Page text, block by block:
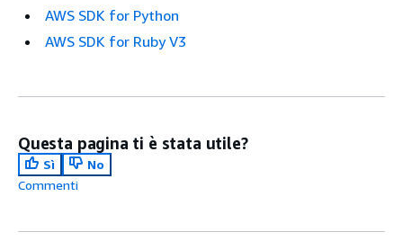
AWS SDK for Python
AWS SDK for Ruby V3
Questa pagina ti è stata utile?
Sì
No
Commenti